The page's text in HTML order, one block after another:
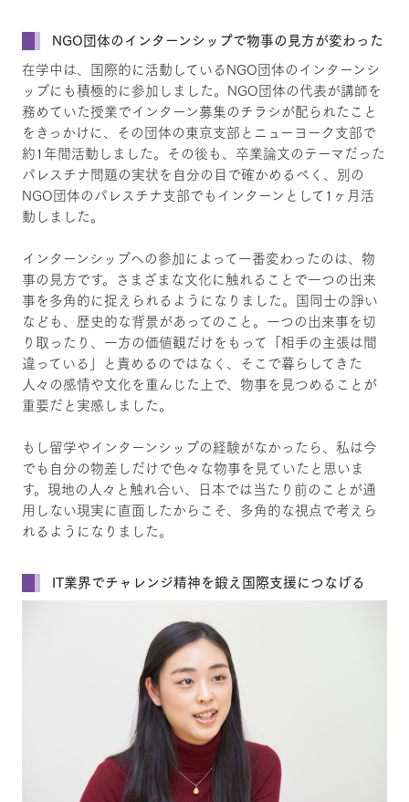
NGO団体のインターンシップで物事の見方が変わった
在学中は、国際的に活動しているNGO団体のインターンシ
ップにも積極的に参加しました。NGO団体の代表が講師を
務めていた授業でインターン募集のチラシが配られたこと
をきっかけに、その団体の東京支部とニューヨーク支部で
約1年間活動しました。その後も、卒業論文のテーマだった
パレスチナ問題の実状を自分の目で確かめるべく、別の
NGO団体のパレスチナ支部でもインターンとして1ヶ月活
動しました。
インターンシップへの参加によって一番変わったのは、物
事の見方です。さまざまな文化に触れることで一つの出来
事を多角的に捉えられるようになりました。国同士の諍い
なども、歴史的な背景があってのこと。一つの出来事を切
り取ったり、一方の価値観だけをもって「相手の主張は間
違っている」と責めるのではなく、そこで暮らしてきた
人々の感情や文化を重んじた上で、物事を見つめることが
重要だと実感しました。
もし留学やインターンシップの経験がなかったら、私は今
でも自分の物差しだけで色々な物事を見ていたと思いま
す。現地の人々と触れ合い、日本では当たり前のことが通
用しない現実に直面したからこそ、多角的な視点で考えら
れるようになりました。
IT業界でチャレンジ精神を鍛え国際支援につなげる